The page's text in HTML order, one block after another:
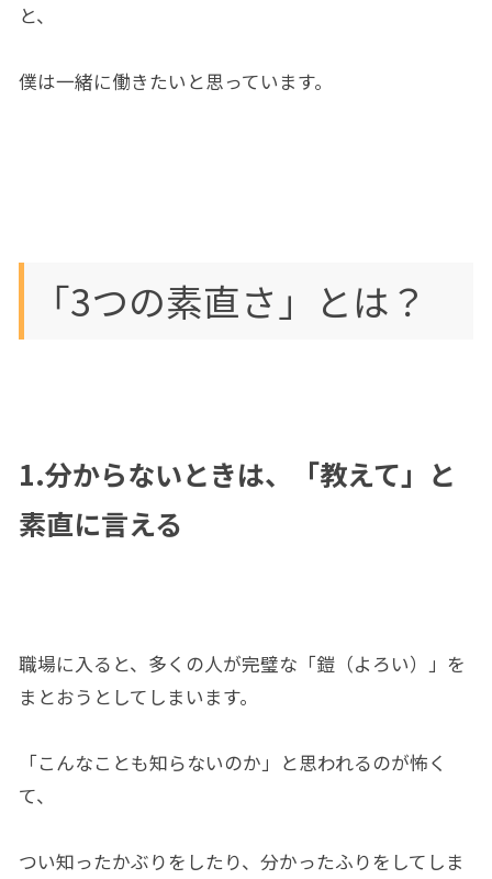
と、
僕は一緒に働きたいと思っています。
「3つの素直さ」とは？
1.分からないときは、「教えて」と
素直に言える
職場に入ると、多くの人が完璧な「鎧（よろい）」を
まとおうとしてしまいます。
「こんなことも知らないのか」と思われるのが怖く
て、
つい知ったかぶりをしたり、分かったふりをしてしま